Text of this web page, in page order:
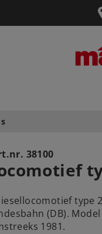
38100
type
(DB).
1981.